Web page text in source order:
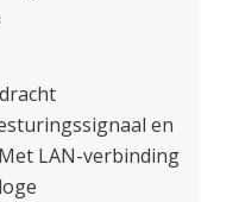
en
LAN-verbinding